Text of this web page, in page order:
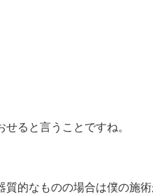
ると言うことですね。
的なものの場合は僕の施術